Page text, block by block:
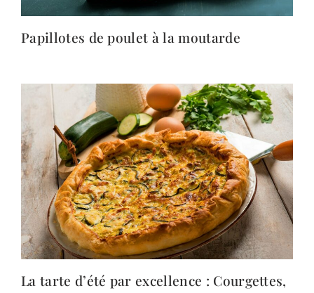
Papillotes de poulet à la moutarde
La tarte d’été par excellence : Courgettes,